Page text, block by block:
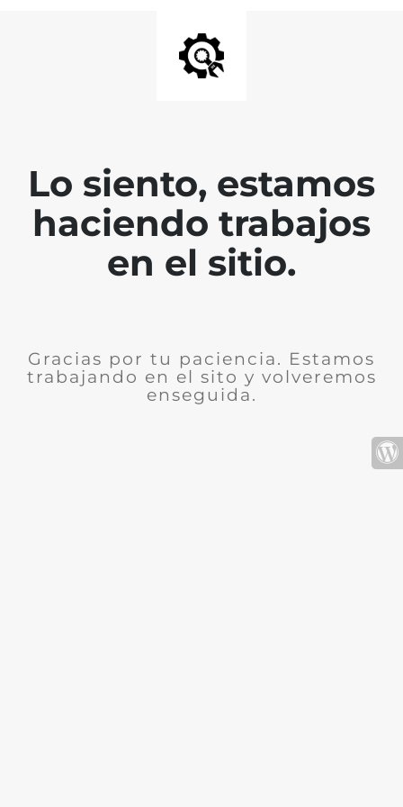
Lo siento, estamos
haciendo trabajos
en el sitio.
Gracias por tu paciencia. Estamos
trabajando en el sito y volveremos
enseguida.